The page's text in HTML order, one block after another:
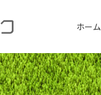
ホーム